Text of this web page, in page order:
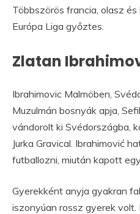
Többszörös francia, olasz és
Európa Liga győztes.
Zlatan
Ibrahimovic Malmöben,
Muzulmán bosnyák apja,
vándorolt ki Svédországba,
Jurka Gravical. Ibrahimović
futballozni, miután kapott
Gyerekként anyja gyakran
iszonyúan rossz gyerek volt.